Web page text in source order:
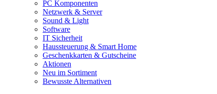
PC Komponenten
Netzwerk & Server
Sound & Light
Software
IT Sicherheit
Haussteuerung & Smart Home
Geschenkkarten & Gutscheine
Aktionen
Neu im Sortiment
Bewusste Alternativen